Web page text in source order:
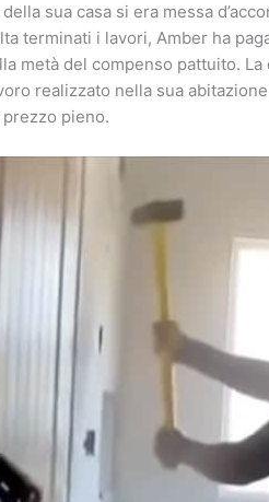
sua casa si era messa
terminati i lavori, Amber ha
metà del compenso pattuito.
realizzato nella sua
pieno.